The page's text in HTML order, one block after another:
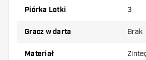
złamane w wyniku użytkowania.
piórek, aby dowiedzieć się, który
Piórka Lotki 3
Gracz w darta Brak
Materiał